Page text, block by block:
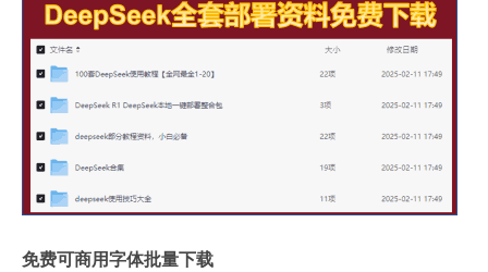
免费可商用字体批量下载